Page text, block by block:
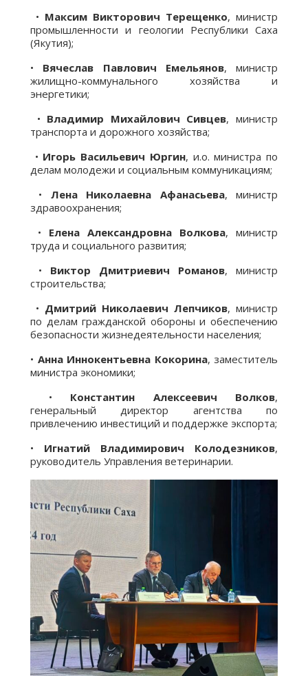
• Максим Викторович Терещенко, министр
промышленности и геологии Республики Саха
(Якутия);
• Вячеслав Павлович Емельянов, министр
жилищно-коммунального хозяйства и
энергетики;
• Владимир Михайлович Сивцев, министр
транспорта и дорожного хозяйства;
• Игорь Васильевич Юргин, и.о. министра по
делам молодежи и социальным коммуникациям;
• Лена Николаевна Афанасьева, министр
здравоохранения;
• Елена Александровна Волкова, министр
труда и социального развития;
• Виктор Дмитриевич Романов, министр
строительства;
• Дмитрий Николаевич Лепчиков, министр
по делам гражданской обороны и обеспечению
безопасности жизнедеятельности населения;
• Анна Иннокентьевна Кокорина, заместитель
министра экономики;
• Константин Алексеевич Волков,
генеральный директор агентства по
привлечению инвестиций и поддержке экспорта;
• Игнатий Владимирович Колодезников,
руководитель Управления ветеринарии.